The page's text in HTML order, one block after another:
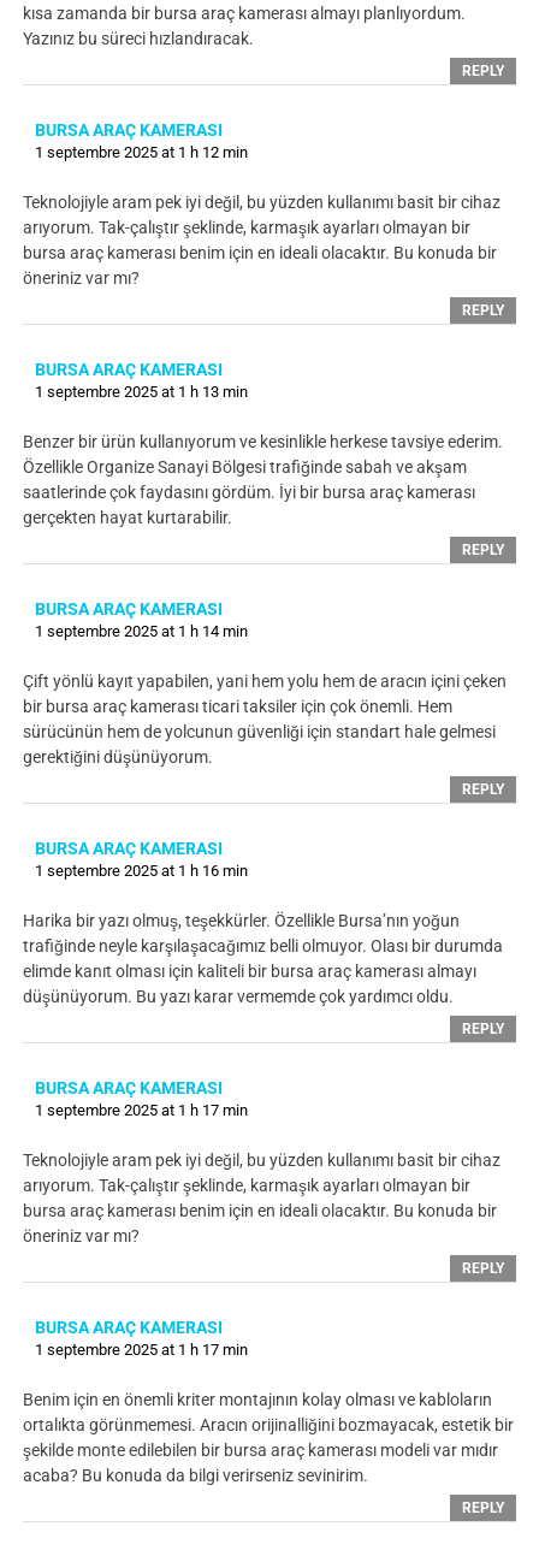
kısa zamanda bir bursa araç kamerası almayı planlıyordum.
Yazınız bu süreci hızlandıracak.
REPLY
BURSA ARAÇ KAMERASI
1 septembre 2025 at 1 h 12 min
Teknolojiyle aram pek iyi değil, bu yüzden kullanımı basit bir cihaz
arıyorum. Tak-çalıştır şeklinde, karmaşık ayarları olmayan bir
bursa araç kamerası benim için en ideali olacaktır. Bu konuda bir
öneriniz var mı?
REPLY
BURSA ARAÇ KAMERASI
1 septembre 2025 at 1 h 13 min
Benzer bir ürün kullanıyorum ve kesinlikle herkese tavsiye ederim.
Özellikle Organize Sanayi Bölgesi trafiğinde sabah ve akşam
saatlerinde çok faydasını gördüm. İyi bir bursa araç kamerası
gerçekten hayat kurtarabilir.
REPLY
BURSA ARAÇ KAMERASI
1 septembre 2025 at 1 h 14 min
Çift yönlü kayıt yapabilen, yani hem yolu hem de aracın içini çeken
bir bursa araç kamerası ticari taksiler için çok önemli. Hem
sürücünün hem de yolcunun güvenliği için standart hale gelmesi
gerektiğini düşünüyorum.
REPLY
BURSA ARAÇ KAMERASI
1 septembre 2025 at 1 h 16 min
Harika bir yazı olmuş, teşekkürler. Özellikle Bursa’nın yoğun
trafiğinde neyle karşılaşacağımız belli olmuyor. Olası bir durumda
elimde kanıt olması için kaliteli bir bursa araç kamerası almayı
düşünüyorum. Bu yazı karar vermemde çok yardımcı oldu.
REPLY
BURSA ARAÇ KAMERASI
1 septembre 2025 at 1 h 17 min
Teknolojiyle aram pek iyi değil, bu yüzden kullanımı basit bir cihaz
arıyorum. Tak-çalıştır şeklinde, karmaşık ayarları olmayan bir
bursa araç kamerası benim için en ideali olacaktır. Bu konuda bir
öneriniz var mı?
REPLY
BURSA ARAÇ KAMERASI
1 septembre 2025 at 1 h 17 min
Benim için en önemli kriter montajının kolay olması ve kabloların
ortalıkta görünmemesi. Aracın orijinalliğini bozmayacak, estetik bir
şekilde monte edilebilen bir bursa araç kamerası modeli var mıdır
acaba? Bu konuda da bilgi verirseniz sevinirim.
REPLY